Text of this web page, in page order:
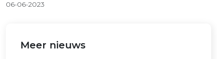
06-06-2023
Meer nieuws